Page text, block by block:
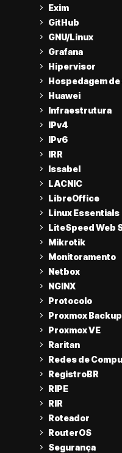
Exim
GitHub
GNU/Linux
Grafana
Hipervisor
Hospedagem
Huawei
Infraestrutura
IPv4
IPv6
IRR
Issabel
LACNIC
LibreOffice
Linux Essentials
LiteSpeed Web
Mikrotik
Monitoramento
Netbox
NGINX
Protocolo
Proxmox
Proxmox VE
Raritan
Redes de
RegistroBR
RIPE
RIR
Roteador
RouterOS
Segurança